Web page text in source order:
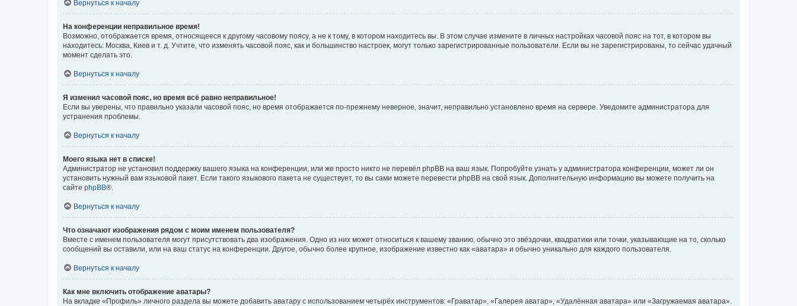
Вернуться к началу
На конференции неправильное время!
Возможно, отображается время, относящееся к другому часовому поясу, а не к тому, в котором находитесь вы. В этом случае измените в личных настройках часовой пояс на тот, в котором вы
находитесь: Москва, Киев и т. д. Учтите, что изменять часовой пояс, как и большинство настроек, могут только зарегистрированные пользователи. Если вы не зарегистрированы, то сейчас удачный
момент сделать это.
Вернуться к началу
Я изменил часовой пояс, но время всё равно неправильное!
Если вы уверены, что правильно указали часовой пояс, но время отображается по-прежнему неверное, значит, неправильно установлено время на сервере. Уведомите администратора для
устранения проблемы.
Вернуться к началу
Моего языка нет в списке!
Администратор не установил поддержку вашего языка на конференции, или же просто никто не перевёл phpBB на ваш язык. Попробуйте узнать у администратора конференции, может ли он
установить нужный вам языковой пакет. Если такого языкового пакета не существует, то вы сами можете перевести phpBB на свой язык. Дополнительную информацию вы можете получить на
сайте phpBB®.
Вернуться к началу
Что означают изображения рядом с моим именем пользователя?
Вместе с именем пользователя могут присутствовать два изображения. Одно из них может относиться к вашему званию, обычно это звёздочки, квадратики или точки, указывающие на то, сколько
сообщений вы оставили, или на ваш статус на конференции. Другое, обычно более крупное, изображение известно как «аватара» и обычно уникально для каждого пользователя.
Вернуться к началу
Как мне включить отображение аватары?
На вкладке «Профиль» личного раздела вы можете добавить аватару с использованием четырёх инструментов: «Граватар», «Галерея аватар», «Удалённая аватара» или «Загружаемая аватара».